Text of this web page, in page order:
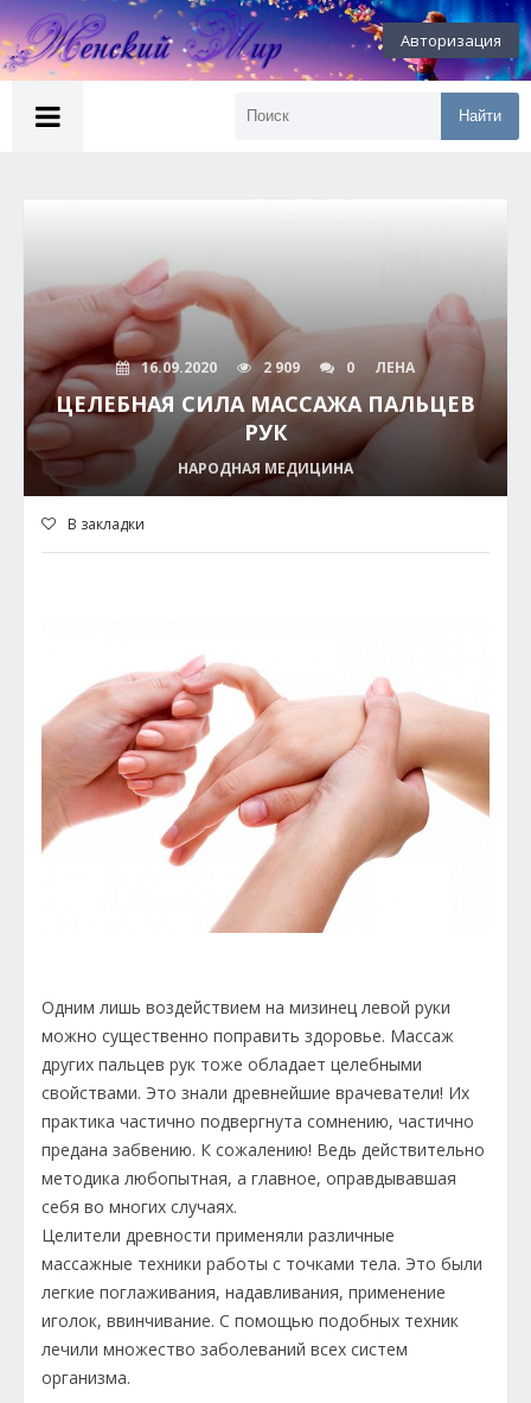
Авторизация
Найти
16.09.2020 2 909 0 ЛЕНА
ЦЕЛЕБНАЯ СИЛА МАССАЖА ПАЛЬЦЕВ
РУК
НАРОДНАЯ МЕДИЦИНА
В закладки
Одним лишь воздействием на мизинец левой руки
можно существенно поправить здоровье. Массаж
других пальцев рук тоже обладает целебными
свойствами. Это знали древнейшие врачеватели! Их
практика частично подвергнута сомнению, частично
предана забвению. К сожалению! Ведь действительно
методика любопытная, а главное, оправдывавшая
себя во многих случаях.
Целители древности применяли различные
массажные техники работы с точками тела. Это были
легкие поглаживания, надавливания, применение
иголок, ввинчивание. С помощью подобных техник
лечили множество заболеваний всех систем
организма.